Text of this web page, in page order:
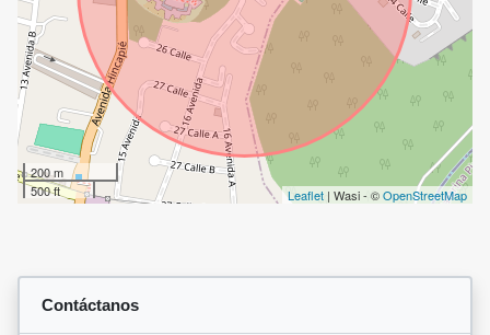
200 m
500 ft
Leaflet | Wasi - ©OpenStreetMap
Contáctanos